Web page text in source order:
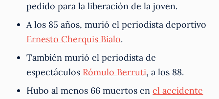
pedido para la liberación de la joven.
A los 85 años, murió el periodista deportivo
Ernesto Cherquis Bialo.
También murió el periodista de
espectáculos Rómulo Berruti, a los 88.
Hubo al menos 66 muertos enel accidente